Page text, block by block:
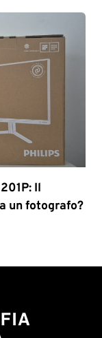
Il
un fotografo?